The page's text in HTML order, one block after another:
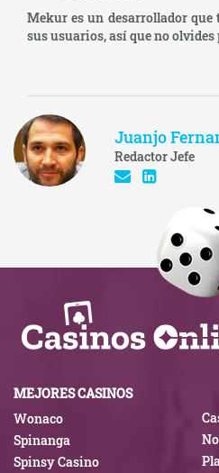
Mekur es un desarrollador
sus usuarios, así que no olvides
Juanjo
Redactor Jefe
MEJORES CASINOS
Wonaco
Spinanga
Spinsy Casino